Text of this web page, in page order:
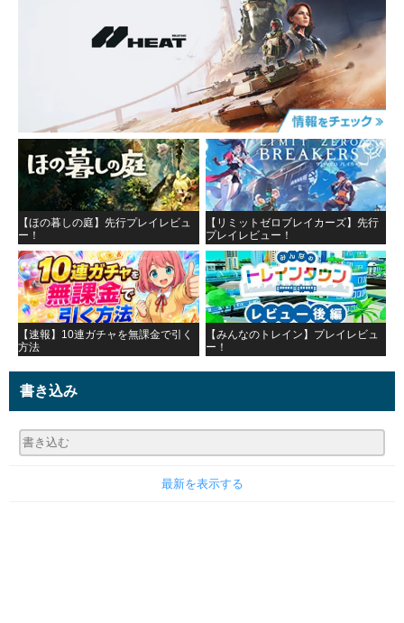
【ほの暮しの庭】先行プレイレビュ
ー！
【リミットゼロブレイカーズ】先行
プレイレビュー！
【速報】10連ガチャを無課金で引く
方法
【みんなのトレイン】プレイレビュ
ー！
書き込み
最新を表示する